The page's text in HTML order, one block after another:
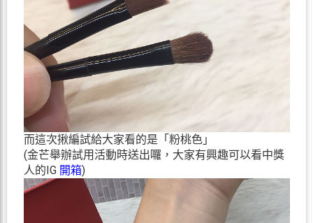
而這次揪編試給大家看的是「粉桃色」
(金芒舉辦試用活動時送出囉，大家有興趣可以看中獎
人的IG 開箱)